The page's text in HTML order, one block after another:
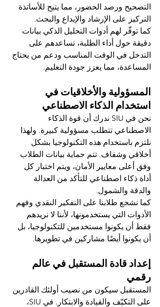
التصحيح ورصد الحضور، مما يتيح للأساتذة
التركيز على الإرشاد والإبداع والبحث.
كما توفّر لهم أدوات التحليل الذكي بيانات
دقيقة حول أداء الطلبة، تساعدهم على
التدخل في الوقت المناسب ودعم من يحتاج
المساعدة، مما يعزز جودة التعليم.
المسؤولية والأخلاقيات في
استخدام الذكاء الاصطناعي
نحن في SIU ندرك أن قوة الذكاء
الاصطناعي تتطلب مسؤولية كبيرة. ولهذا
نلتزم باستخدام هذه التكنولوجيا بشكل
أخلاقي وشفاف. تتم حماية بيانات الطلاب
وفق أعلى معايير الأمان، ويتم اختبار كل
أداة ذكاء اصطناعي للتأكد من العدالة
والدقة والشمول.
كما نشجع طلابنا على التفكير النقدي وفهم
الأدوات التي يستخدمونها، لأننا لا نريدهم
فقط أن يكونوا مستخدمين للتكنولوجيا، بل
أن يكونوا أيضًا مشاركين في تطويرها.
إعداد قادة المستقبل في عالم
رقمي
المستقبل سيكون من نصيب أولئك القادرين
على التكيّف والقيادة والابتكار. في SIU،